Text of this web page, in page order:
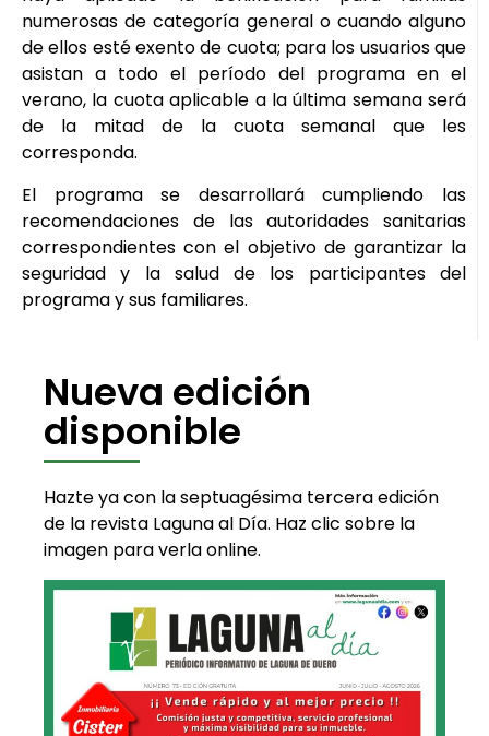
numerosas de categoría general o cuando alguno
de ellos esté exento de cuota; para los usuarios que
asistan a todo el período del programa en el
verano, la cuota aplicable a la última semana será
de la mitad de la cuota semanal que les
corresponda.
El programa se desarrollará cumpliendo las
recomendaciones de las autoridades sanitarias
correspondientes con el objetivo de garantizar la
seguridad y la salud de los participantes del
programa y sus familiares.
Nueva edición
disponible
Hazte ya con la septuagésima tercera edición
de la revista Laguna al Día. Haz clic sobre la
imagen para verla online.